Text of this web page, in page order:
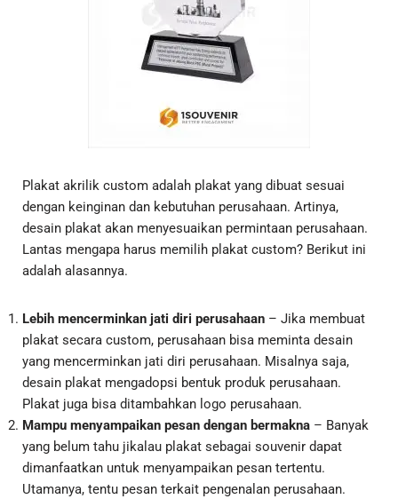
Plakat akrilik custom adalah plakat yang dibuat sesuai
dengan keinginan dan kebutuhan perusahaan. Artinya,
desain plakat akan menyesuaikan permintaan perusahaan.
Lantas mengapa harus memilih plakat custom? Berikut ini
adalah alasannya.
Lebih mencerminkan jati diri perusahaan – Jika membuat
plakat secara custom, perusahaan bisa meminta desain
yang mencerminkan jati diri perusahaan. Misalnya saja,
desain plakat mengadopsi bentuk produk perusahaan.
Plakat juga bisa ditambahkan logo perusahaan.
Mampu menyampaikan pesan dengan bermakna – Banyak
yang belum tahu jikalau plakat sebagai souvenir dapat
dimanfaatkan untuk menyampaikan pesan tertentu.
Utamanya, tentu pesan terkait pengenalan perusahaan.